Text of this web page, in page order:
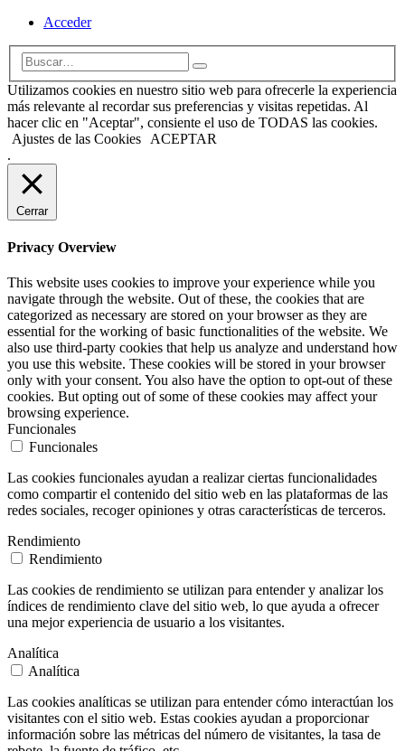
Acceder
Utilizamos cookies en nuestro sitio web para ofrecerle la experiencia
más relevante al recordar sus preferencias y visitas repetidas. Al
hacer clic en "Aceptar", consiente el uso de TODAS las cookies.
Ajustes de las Cookies
ACEPTAR
.
Cerrar
Privacy Overview
This website uses cookies to improve your experience while you
navigate through the website. Out of these, the cookies that are
categorized as necessary are stored on your browser as they are
essential for the working of basic functionalities of the website. We
also use third-party cookies that help us analyze and understand how
you use this website. These cookies will be stored in your browser
only with your consent. You also have the option to opt-out of these
cookies. But opting out of some of these cookies may affect your
browsing experience.
Funcionales
Funcionales
Las cookies funcionales ayudan a realizar ciertas funcionalidades
como compartir el contenido del sitio web en las plataformas de las
redes sociales, recoger opiniones y otras características de terceros.
Rendimiento
Rendimiento
Las cookies de rendimiento se utilizan para entender y analizar los
índices de rendimiento clave del sitio web, lo que ayuda a ofrecer
una mejor experiencia de usuario a los visitantes.
Analítica
Analítica
Las cookies analíticas se utilizan para entender cómo interactúan los
visitantes con el sitio web. Estas cookies ayudan a proporcionar
información sobre las métricas del número de visitantes, la tasa de